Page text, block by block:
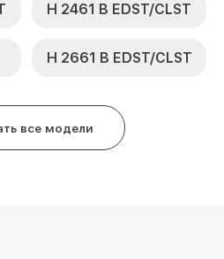
H 2461 B EDST/CLST
H 2661 B EDST/CLST
все модели